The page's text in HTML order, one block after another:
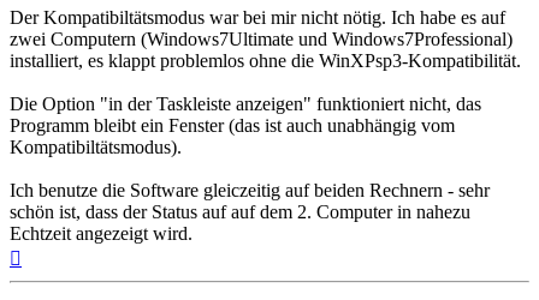
Der Kompatibiltätsmodus war bei mir nicht nötig. Ich habe es auf
zwei Computern (Windows7Ultimate und Windows7Professional)
installiert, es klappt problemlos ohne die WinXPsp3-Kompatibilität.
Die Option "in der Taskleiste anzeigen" funktioniert nicht, das
Programm bleibt ein Fenster (das ist auch unabhängig vom
Kompatibiltätsmodus).
Ich benutze die Software gleiczeitig auf beiden Rechnern - sehr
schön ist, dass der Status auf auf dem 2. Computer in nahezu
Echtzeit angezeigt wird.